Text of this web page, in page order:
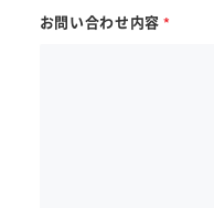
お問い合わせ内容